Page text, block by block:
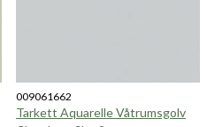
009061662
Tarkett Aquarelle Våtrumsgolv